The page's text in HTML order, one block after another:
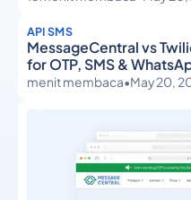
API SMS
MessageCentral vs
for OTP, SMS &
menit membaca•May 20,